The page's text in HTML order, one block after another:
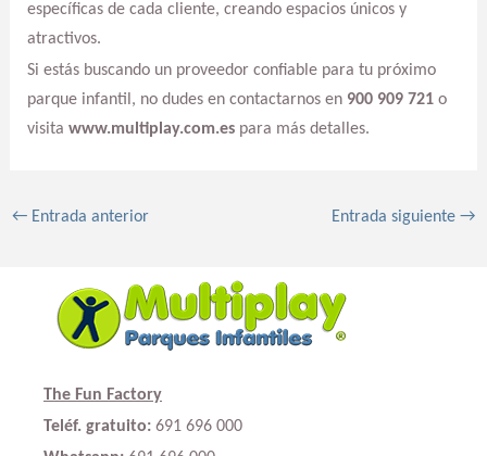
específicas de cada cliente, creando espacios únicos y
atractivos.
Si estás buscando un proveedor confiable para tu próximo
parque infantil, no dudes en contactarnos en 900 909 721o
visita www.multiplay.com.espara más detalles.
←Entrada anterior Entrada siguiente→
The Fun Factory
Teléf. gratuito: 691 696 000